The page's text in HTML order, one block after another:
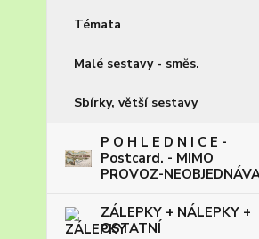
Témata
Malé sestavy - směs.
Sbírky, větší sestavy
P O H L E D N I C E -
Postcard. - MIMO
PROVOZ-
ZÁLEPKY + NÁLEPKY +
OSTATNÍ